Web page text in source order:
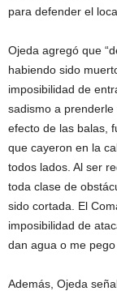
para defender el
Ojeda agregó que
habiendo sido
imposibilidad de
sadismo a
efecto de las balas,
que cayeron en la
todos lados. Al ser
toda clase de
sido cortada. El
imposibilidad de
dan agua o me pego
Además, Ojeda